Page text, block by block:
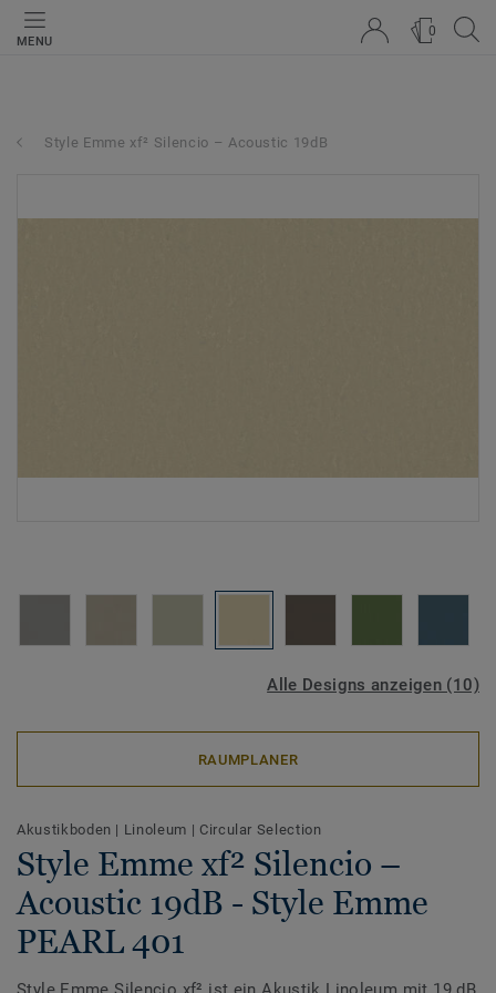
MENU
0
Style Emme xf² Silencio – Acoustic 19dB
Alle Designs anzeigen (10)
RAUMPLANER
Akustikboden | Linoleum | Circular Selection
Style Emme xf² Silencio –
Acoustic 19dB - Style Emme
PEARL 401